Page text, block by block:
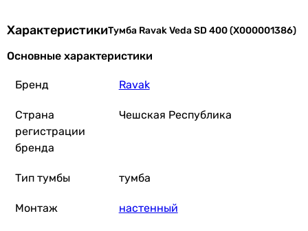
ХарактеристикиТумба Ravak Veda SD 400 (X000001386)
Основные характеристики
Бренд Ravak
Страна
регистрации
бренда
Чешская Республика
Тип тумбы тумба
Монтаж настенный